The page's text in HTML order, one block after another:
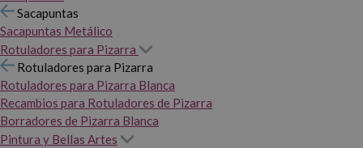
Sacapuntas
Sacapuntas Metálico
Rotuladores para Pizarra
Rotuladores para Pizarra
Rotuladores para Pizarra Blanca
Recambios para Rotuladores de Pizarra
Borradores de Pizarra Blanca
Pintura y Bellas Artes